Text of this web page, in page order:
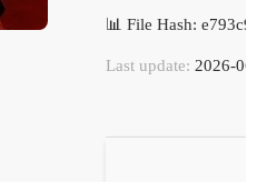
📊 File Hash:
Last update: 2026-